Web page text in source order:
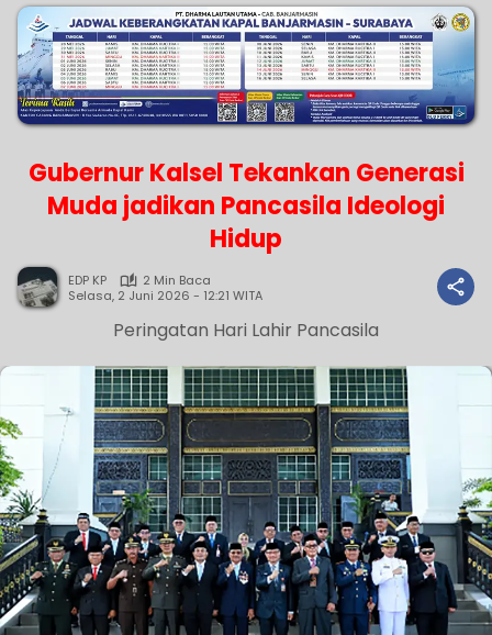
Gubernur Kalsel Tekankan Generasi
Muda jadikan Pancasila Ideologi
Hidup
EDP KP
2 Min Baca
Selasa, 2 Juni 2026 - 12:21 WITA
Peringatan Hari Lahir Pancasila